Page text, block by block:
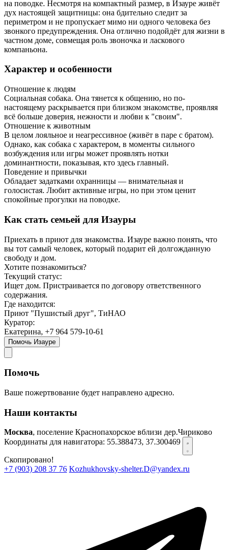
на поводке. Несмотря на компактный размер, в Изауре живёт
дух настоящей защитницы: она бдительно следит за
периметром и не пропускает мимо ни одного человека без
звонкого предупреждения. Она отлично подойдёт для жизни в
частном доме, совмещая роль звоночка и ласкового
компаньона.
Характер и особенности
Отношение к людям
Социальная собака. Она тянется к общению, но по-
настоящему раскрывается при близком знакомстве, проявляя
всё больше доверия, нежности и любви к "своим".
Отношение к животным
В целом лояльное и неагрессивное (живёт в паре с братом).
Однако, как собака с характером, в моменты сильного
возбуждения или игры может проявлять нотки
доминантности, показывая, кто здесь главный.
Поведение и привычки
Обладает задатками охранницы — внимательная и
голосистая. Любит активные игры, но при этом ценит
спокойные прогулки на поводке.
Как стать семьей для Изауры
Приехать в приют для знакомства. Изауре важно понять, что
вы тот самый человек, который подарит ей долгожданную
свободу и дом.
Хотите познакомиться?
Текущий статус:
Ищет дом. Пристраивается по договору ответственного
содержания.
Где находится:
Приют "Пушистый друг", ТиНАО
Куратор:
Екатерина, +7 964 579-10-61
Помочь Изауре
Помочь
Ваше пожертвование будет направлено адресно.
Наши контакты
Москва, поселение Краснопахорское вблизи дер.Чириково
Координаты для навигатора: 55.388473, 37.300469
Скопировано!
+7 (903) 208 37 76 Kozhukhovsky-shelter.D@yandex.ru